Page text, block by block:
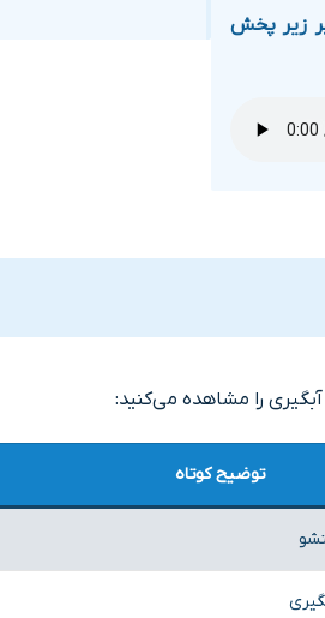
زیر پخش
را مشاهده می‌کنید:
توضیح کوتاه